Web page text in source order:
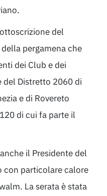
del
della pergamena che
dei Club e dei
del Distretto 2060 di
e di Rovereto
di cui fa parte il
il Presidente del
con particolare calore
La serata è stata